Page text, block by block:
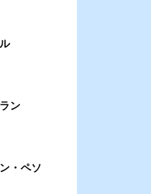
ン
・ペソ